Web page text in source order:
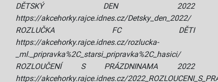
DĚTSKÝ DEN 2022
https://akcehorky.rajce.idnes.cz/Detsky_den_2022/
ROZLUČKA FC DĚTI
https://akcehorky.rajce.idnes.cz/rozlucka-
_ml._pripravka%2C_starsi_pripravka%2C_hasici/
ROZLOUČENÍ S PRÁZDNINAMA 2022
https://akcehorky.rajce.idnes.cz/